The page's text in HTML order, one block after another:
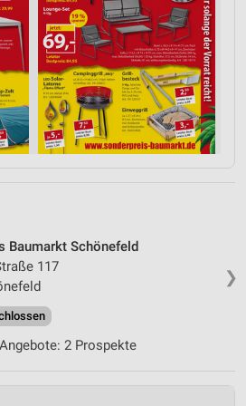
❯
Baumarkt Schönefeld
117
2 Prospekte